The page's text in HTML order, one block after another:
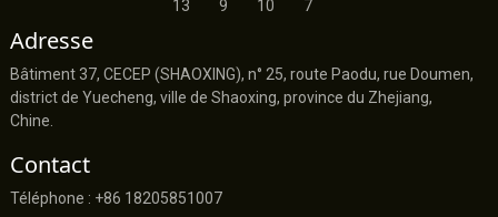
Adresse
Bâtiment 37, CECEP (SHAOXING), n° 25, route Paodu, rue Doumen,
district de Yuecheng, ville de Shaoxing, province du Zhejiang,
Chine.
Contact
Téléphone : +86 18205851007